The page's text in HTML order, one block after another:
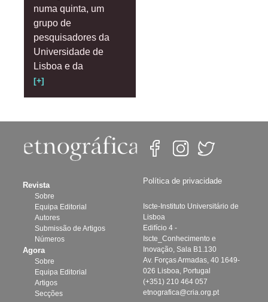
numa quinta, um
grupo de
pesquisadores da
Universidade de
Lisboa e da
[+]
Revista
Sobre
Equipa Editorial
Autores
Submissão de Artigos
Números
Agora
Sobre
Equipa Editorial
Artigos
Secções
Política de privacidade
Iscte-Instituto Universitário de
Lisboa
Edifício 4 -
Iscte_Conhecimento e
Inovação, Sala B1.130
Av. Forças Armadas, 40 1649-
026 Lisboa, Portugal
(+351) 210 464 057
etnografica@cria.org.pt